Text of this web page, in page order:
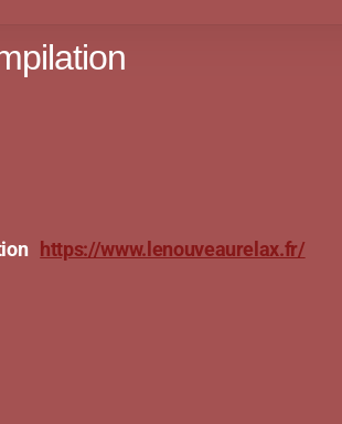
https://www.lenouveaurelax.fr/